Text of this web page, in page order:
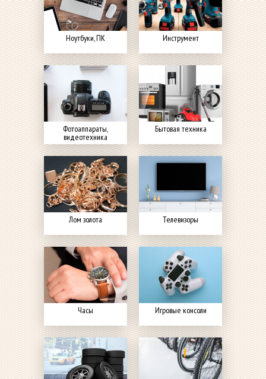
Ноутбуки, ПК Инструмент
Фотоаппараты,
видеотехника
Бытовая техника
Лом золота Телевизоры
Часы Игровые консоли